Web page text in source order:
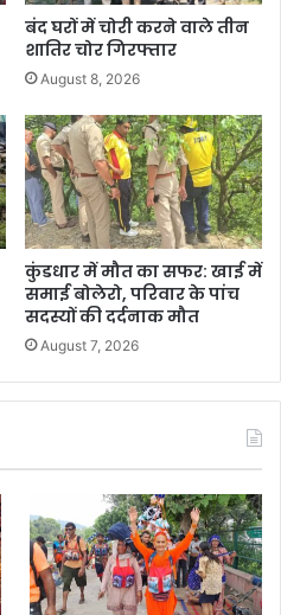
बंद घरों में चोरी करने वाले तीन
शातिर चोर गिरफ्तार
August 8, 2026
कुंडधार में मौत का सफर: खाई में
समाई बोलेरो, परिवार के पांच
सदस्यों की दर्दनाक मौत
August 7, 2026